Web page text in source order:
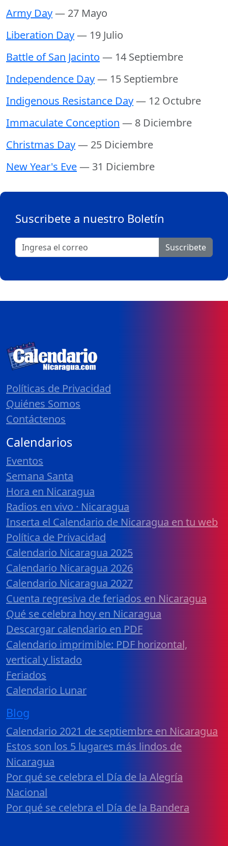
Army Day— 27 Mayo
Liberation Day— 19 Julio
Battle of San Jacinto — 14 Septiembre
Independence Day— 15 Septiembre
Indigenous Resistance Day— 12 Octubre
Immaculate Conception — 8 Diciembre
Christmas Day— 25 Diciembre
New Year's Eve— 31 Diciembre
Suscribete a nuestro Boletín
Suscribete
Políticas de Privacidad
Quiénes Somos
Contáctenos
Calendarios
Eventos
Semana Santa
Hora en Nicaragua
Radios en vivo · Nicaragua
Inserta el Calendario de Nicaragua en tu web
Política de Privacidad
Calendario Nicaragua 2025
Calendario Nicaragua 2026
Calendario Nicaragua 2027
Cuenta regresiva de feriados en Nicaragua
Qué se celebra hoy en Nicaragua
Descargar calendario en PDF
Calendario imprimible: PDF horizontal,
vertical y listado
Feriados
Calendario Lunar
Blog
Calendario 2021 de septiembre en Nicaragua
Estos son los 5 lugares más lindos de
Nicaragua
Por qué se celebra el Día de la Alegría
Nacional
Por qué se celebra el Día de la Bandera